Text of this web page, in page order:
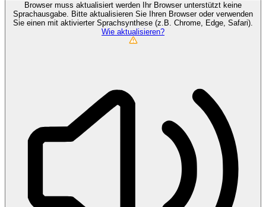
Browser muss aktualisiert werden
Ihr Browser unterstützt keine
Sprachausgabe. Bitte aktualisieren Sie Ihren Browser oder verwenden
Sie einen mit aktivierter Sprachsynthese (z.B. Chrome, Edge, Safari).
Wie aktualisieren?